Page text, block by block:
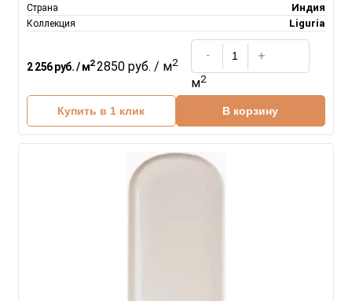
Страна Индия
Коллекция Liguria
2 256 руб. / м22850 руб. / м2
м2
Купить в 1 клик В корзину